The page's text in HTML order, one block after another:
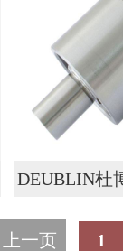
DEUBLIN杜
上一页 1